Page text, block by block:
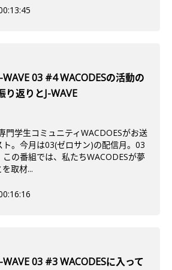
WAVE 03 #4 WACODESの活動の
り返りとJ-WAVE
門学生コミュニティWACDOESがお送
ト。今月は03(ゼロサン)の配信月。03
の番組では、私たちWACODESが夢
取材...
WAVE 03 #3 WACODESに入って